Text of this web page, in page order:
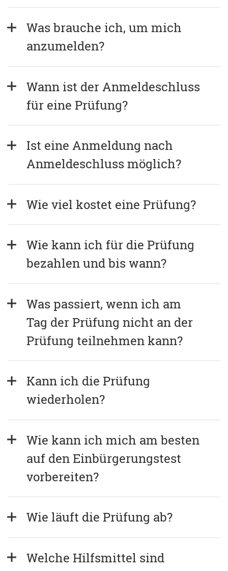
Was brauche ich, um mich
anzumelden?
Wann ist der Anmeldeschluss
für eine Prüfung?
Ist eine Anmeldung nach
Anmeldeschluss möglich?
Wie viel kostet eine Prüfung?
Wie kann ich für die Prüfung
bezahlen und bis wann?
Was passiert, wenn ich am
Tag der Prüfung nicht an der
Prüfung teilnehmen kann?
Kann ich die Prüfung
wiederholen?
Wie kann ich mich am besten
auf den Einbürgerungstest
vorbereiten?
Wie läuft die Prüfung ab?
Welche Hilfsmittel sind